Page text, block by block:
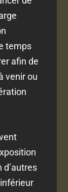
temps
afin de
venir ou